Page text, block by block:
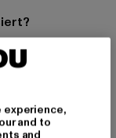
experience,
and to
and